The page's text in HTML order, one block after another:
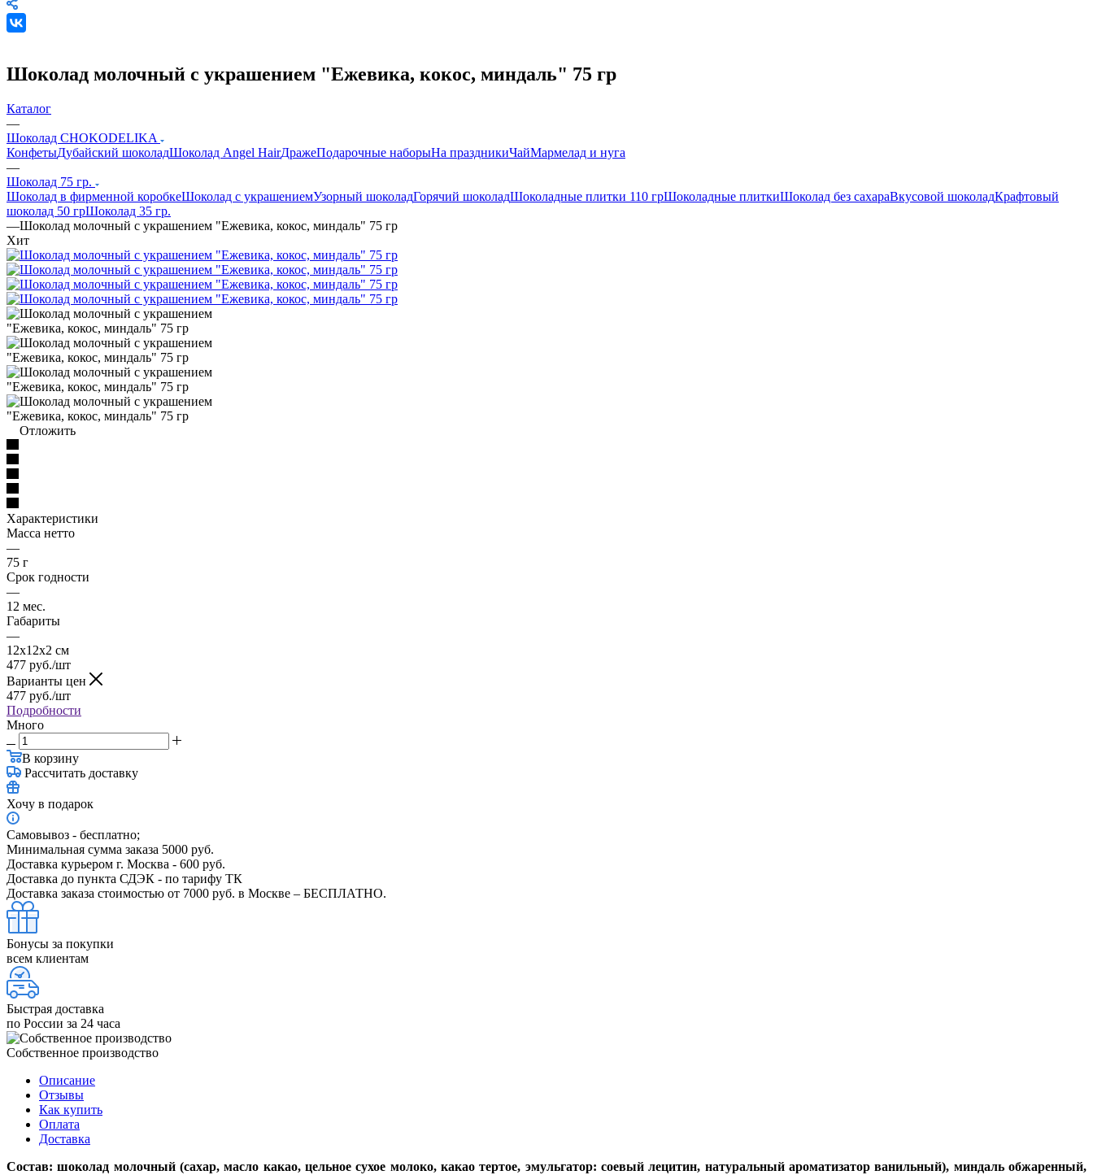
Шоколад молочный с украшением "Ежевика, кокос, миндаль" 75 гр
Каталог
—
Шоколад CHOKODELIKA
КонфетыДубайский шоколадШоколад Angel HairДражеПодарочные наборыНа праздникиЧайМармелад и нуга
—
Шоколад 75 гр.
Шоколад в фирменной коробкеШоколад с украшениемУзорный шоколадГорячий шоколадШоколадные плитки 110 грШоколадные плиткиШоколад без сахараВкусовой шоколадКрафтовый
шоколад 50 грШоколад 35 гр.
—Шоколад молочный с украшением "Ежевика, кокос, миндаль" 75 гр
Хит
Отложить
Характеристики
Масса нетто
—
75 г
Срок годности
—
12 мес.
Габариты
—
12х12х2 см
477 руб./шт
Варианты цен
477 руб./шт
Подробности
Много
В корзину
Рассчитать доставку
Хочу в подарок
Самовывоз - бесплатно;
Минимальная сумма заказа 5000 руб.
Доставка курьером г. Москва - 600 руб.
Доставка до пункта СДЭК - по тарифу ТК
Доставка заказа стоимостью от 7000 руб. в Москве – БЕСПЛАТНО.
Бонусы за покупки
всем клиентам
Быстрая доставка
по России за 24 часа
Собственное производство
Описание
Отзывы
Как купить
Оплата
Доставка
Состав: шоколад молочный (сахар, масло какао, цельное сухое молоко, какао тертое, эмульгатор: соевый лецитин, натуральный ароматизатор ванильный), миндаль обжаренный,